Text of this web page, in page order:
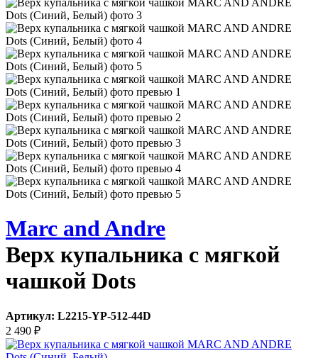
Marc and Andre
Верх купальника с мягкой
чашкой Dots
Артикул: L2215-YP-512-44D
2 490 ₽